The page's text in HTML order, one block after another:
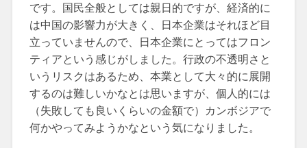
です。国民全般としては親日的ですが、経済的に
は中国の影響力が大きく、日本企業はそれほど目
立っていませんので、日本企業にとってはフロン
ティアという感じがしました。行政の不透明さと
いうリスクはあるため、本業として大々的に展開
するのは難しいかなとは思いますが、個人的には
（失敗しても良いくらいの金額で）カンボジアで
何かやってみようかなという気になりました。